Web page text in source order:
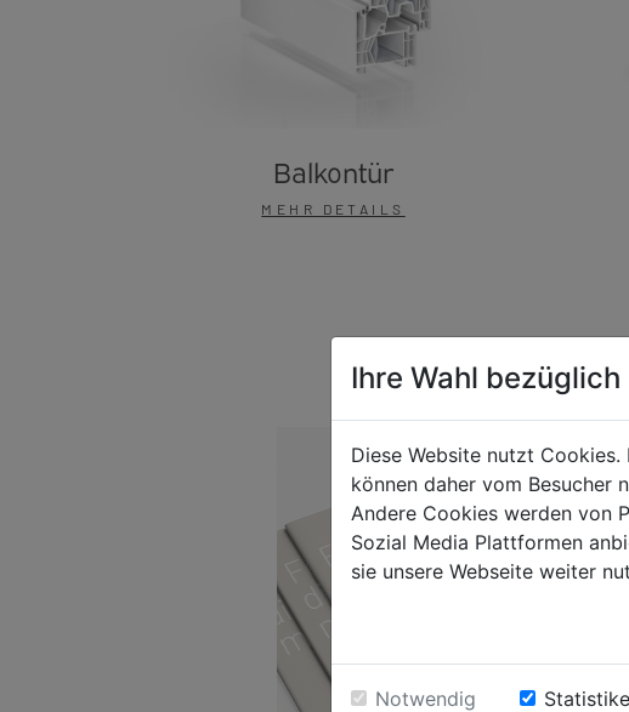
Balkontür
MEHR DETAILS
Ihre Wahl
Diese Website nutzt
können daher vom Besucher
Andere Cookies werden von
Sozial Media Plattformen
sie unsere Webseite weiter
Notwendig